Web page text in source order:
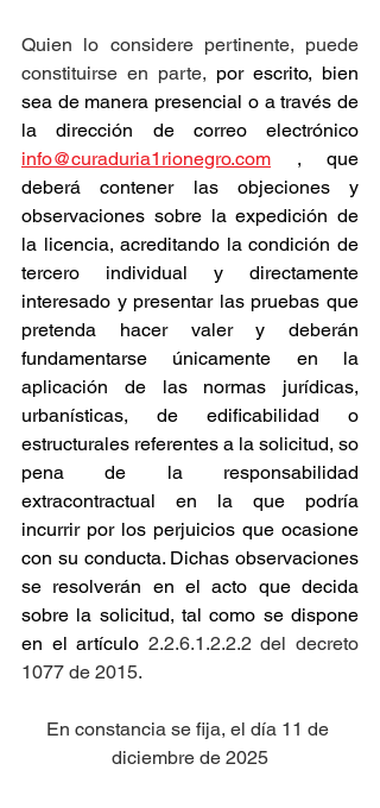
Quien lo considere pertinente, puede
constituirse en parte, por escrito, bien
sea de manera presencial o a través de
info@curaduria1rionegro.com , que
deberá contener las objeciones y
observaciones sobre la expedición de
la licencia, acreditando la condición de
tercero individual y directamente
interesado y presentar las pruebas que
pretenda hacer valer y deberán
fundamentarse únicamente en la
aplicación de las normas jurídicas,
urbanísticas, de edificabilidad o
estructurales referentes a la solicitud, so
pena de la responsabilidad
extracontractual en la que podría
incurrir por los perjuicios que ocasione
con su conducta. Dichas observaciones
se resolverán en el acto que decida
sobre la solicitud, tal como se dispone
en el artículo 2.2.6.1.2.2.2 del decreto
1077 de 2015.
En constancia se fija, el día 11 de
diciembre de 2025